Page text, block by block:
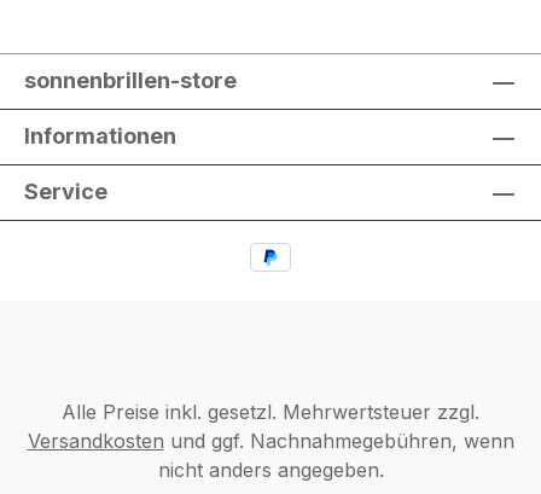
sonnenbrillen-store
Informationen
Service
Alle Preise inkl. gesetzl. Mehrwertsteuer zzgl.
Versandkosten und ggf. Nachnahmegebühren, wenn
nicht anders angegeben.